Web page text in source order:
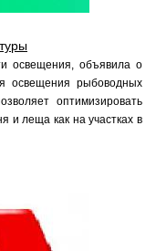
освещения, объявила о
освещения рыбоводных
оптимизировать
и леща как на участках в